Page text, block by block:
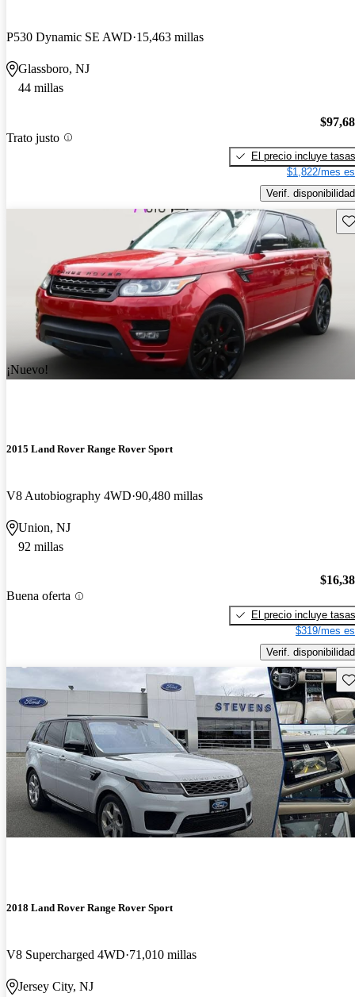
P530 Dynamic SE AWD 15,463 millas
Glassboro, NJ
44 millas
Trato justo
El precio incluye tasas
$1,822/mes
Verif. disponibilidad
¡Nuevo!
2015 Land Rover Range Rover Sport
V8 Autobiography 4WD 90,480 millas
Union, NJ
92 millas
Buena oferta
El precio incluye tasas
$319/mes
Verif. disponibilidad
2018 Land Rover Range Rover Sport
V8 Supercharged 4WD 71,010 millas
Jersey City, NJ